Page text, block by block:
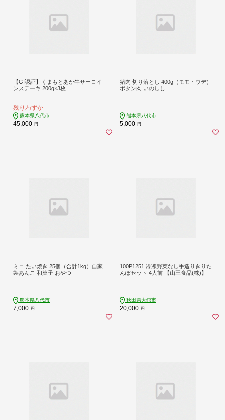
【GI認証】くまもとあか牛サーロイ
ンステーキ 200g×3枚
残りわずか
熊本県八代市
45,000 円
猪肉 切り落とし 400g（モモ・ウデ）
ボタン肉 いのしし
熊本県八代市
5,000 円
ミニ たい焼き 25個（合計1kg）自家
製あんこ 和菓子 おやつ
熊本県八代市
7,000 円
100P1251 冷凍野菜なし手造りきりた
んぽセット 4人前 【山王食品(株)】
秋田県大館市
20,000 円